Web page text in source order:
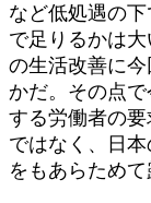
など低処遇の
で足りるかは
の生活改善に
かだ。その点
する労働者の
ではなく、日
をもあらためて